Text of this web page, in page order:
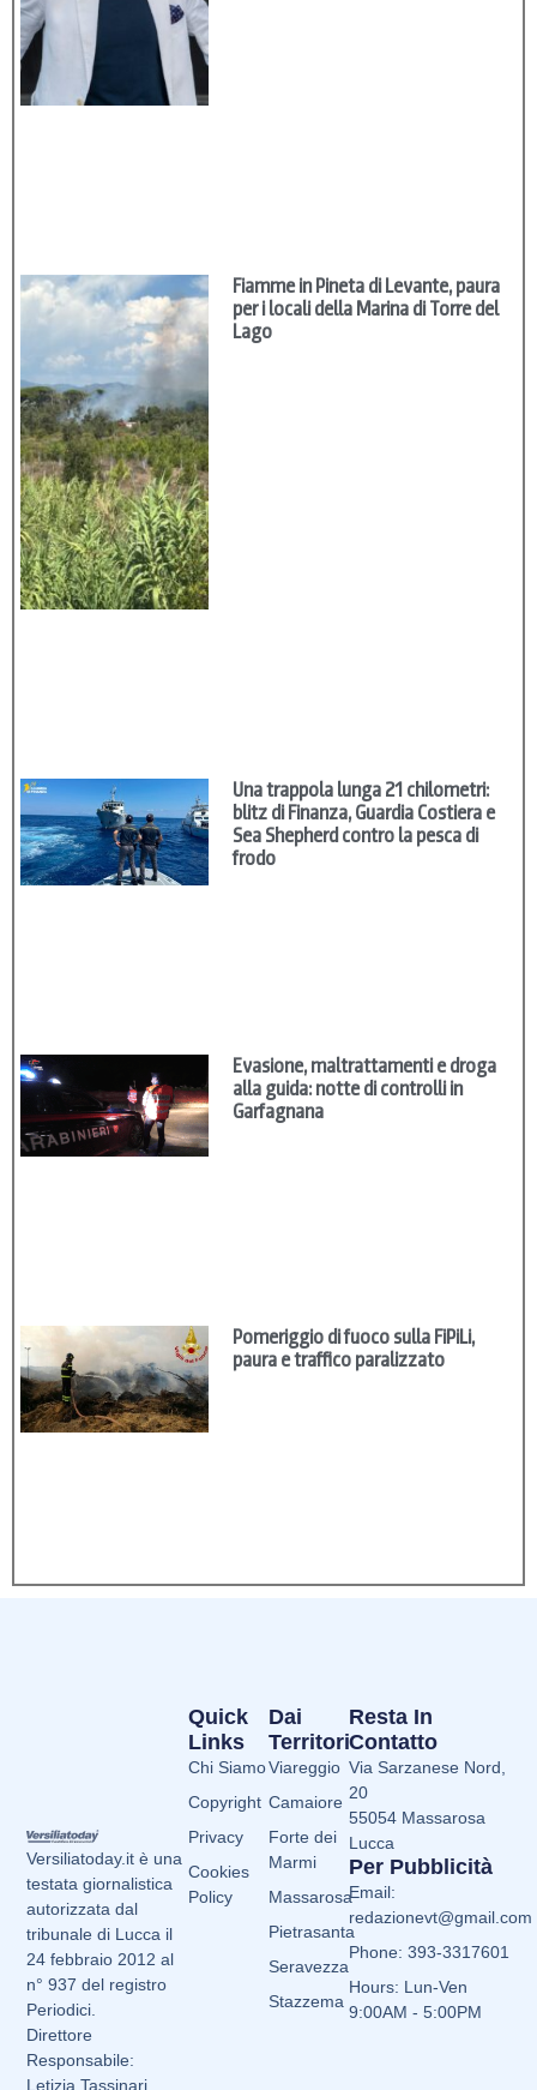
Fiamme in Pineta di Levante, paura
per i locali della Marina di Torre del
Lago
Una trappola lunga 21 chilometri:
blitz di Finanza, Guardia Costiera e
Sea Shepherd contro la pesca di
frodo
Evasione, maltrattamenti e droga
alla guida: notte di controlli in
Garfagnana
Pomeriggio di fuoco sulla FiPiLi,
paura e traffico paralizzato
Versiliatoday.it è una
testata giornalistica
autorizzata dal
tribunale di Lucca il
24 febbraio 2012 al
n° 937 del registro
Periodici.
Direttore
Responsabile:
Letizia Tassinari
Dai
Territori
Viareggio
Camaiore
Forte dei
Marmi
Massarosa
Pietrasanta
Seravezza
Stazzema
Quick
Links
Chi Siamo
Copyright
Privacy
Cookies
Policy
Resta In
Contatto
Via Sarzanese Nord,
20
55054 Massarosa
Lucca
Per Pubblicità
Email:
redazionevt@gmail.com
Phone: 393-3317601
Hours: Lun-Ven
9:00AM - 5:00PM